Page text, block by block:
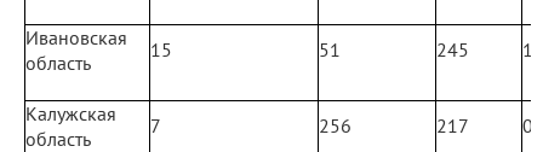
Ивановская
область
15 51 245 1
Калужская
область
7 256 217 0